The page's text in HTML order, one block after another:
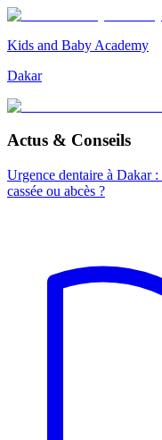
Kids and Baby Academy
Dakar
Actus & Conseils
Urgence dentaire à Dakar :
cassée ou abcès ?